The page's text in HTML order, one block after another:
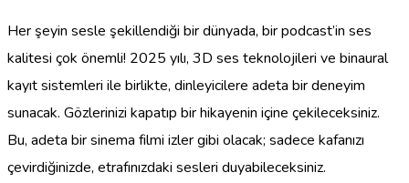
Her şeyin sesle şekillendiği bir dünyada, bir podcast’in ses
kalitesi çok önemli! 2025 yılı, 3D ses teknolojileri ve binaural
kayıt sistemleri ile birlikte, dinleyicilere adeta bir deneyim
sunacak. Gözlerinizi kapatıp bir hikayenin içine çekileceksiniz.
Bu, adeta bir sinema filmi izler gibi olacak; sadece kafanızı
çevirdiğinizde, etrafınızdaki sesleri duyabileceksiniz.